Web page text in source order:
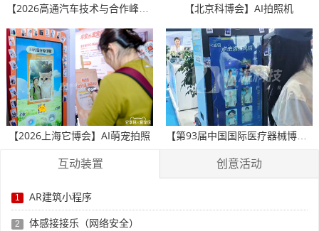
【2026高通汽车技术与合作峰会】AI冰箱贴 【北京科博会】AI拍照机
【2026上海它博会】AI萌宠拍照 【第93届中国国际医疗器械博览会】AI冰箱贴
互动装置 创意活动
1 AR建筑小程序
2 体感接接乐（网络安全）